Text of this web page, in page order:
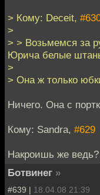
> Кому: Deceit,
>
> > Возьмемся за
Юрича белые
>
> Она ж только
Ничего. Она с
Кому: Sandra, #629
Накроишь же
Ботвинег »
#639 | 18.04.08 21:39